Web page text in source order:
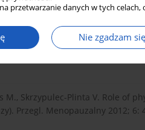
przetwarzanie danych w tych
Nie zgadzam się
– physiological period in
2005; 74: 76-77 [in polish].
M., Skrzypulec-Plinta V. Role of
Przegl. Menopauzalny 2012; 6: